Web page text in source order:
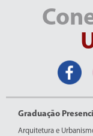
Graduação
Arquitetura e